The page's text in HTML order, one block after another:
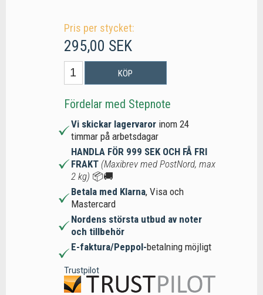
Pris per stycket:
295,00 SEK
KÖP
Fördelar med Stepnote
Vi skickar lagervaror inom 24
timmar på arbetsdagar
HANDLA FÖR 999 SEK OCH FÅ FRI
FRAKT (Maxibrev med PostNord, max
2 kg) 📦🚚
Betala med Klarna, Visa och
Mastercard
Nordens största utbud av noter
och tillbehör
E-faktura/Peppol-betalning möjligt
Trustpilot